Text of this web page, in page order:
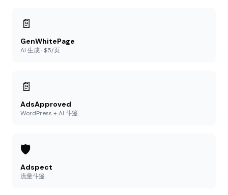
📄
GenWhitePage
AI 生成 · $5/页
📄
AdsApproved
WordPress + AI 斗篷
🛡️
Adspect
流量斗篷